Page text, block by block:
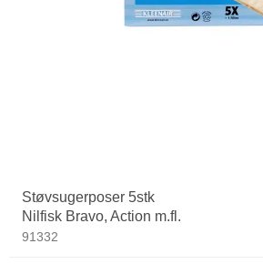
Støvsugerposer 5stk
Nilfisk Bravo, Action m.fl.
91332